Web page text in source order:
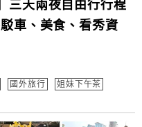
三天兩夜自由行行程
車、美食、看秀資
國外旅行
姐妹下午茶